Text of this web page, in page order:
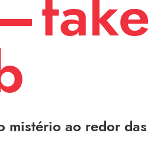
mistério ao redor das